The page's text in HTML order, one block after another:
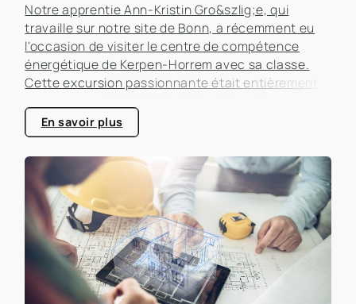
Notre apprentie Ann-Kristin Gro&szlig;e, qui
travaille sur notre site de Bonn, a récemment eu
l'occasion de visiter le centre de compétence
énergétique de Kerpen-Horrem avec sa classe.
Cette excursion passionnante était entièrement
bâtiments, un sujet qui prend de plus en plus
d'importance dans le secteur immobilier.
En savoir plus